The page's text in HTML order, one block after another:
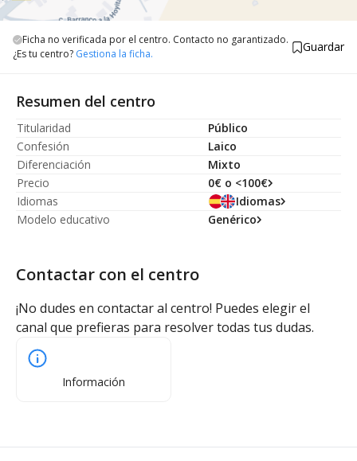
Ficha no verificada por el centro. Contacto no garantizado.
¿Es tu centro? Gestiona la ficha. Guardar
Resumen del centro
Titularidad
Público
Confesión
Laico
Diferenciación
Mixto
Precio
0€ o <100€
Idiomas
Idiomas
Modelo educativo
Genérico
Contactar con el centro
¡No dudes en contactar al centro! Puedes elegir el
canal que prefieras para resolver todas tus dudas.
Información